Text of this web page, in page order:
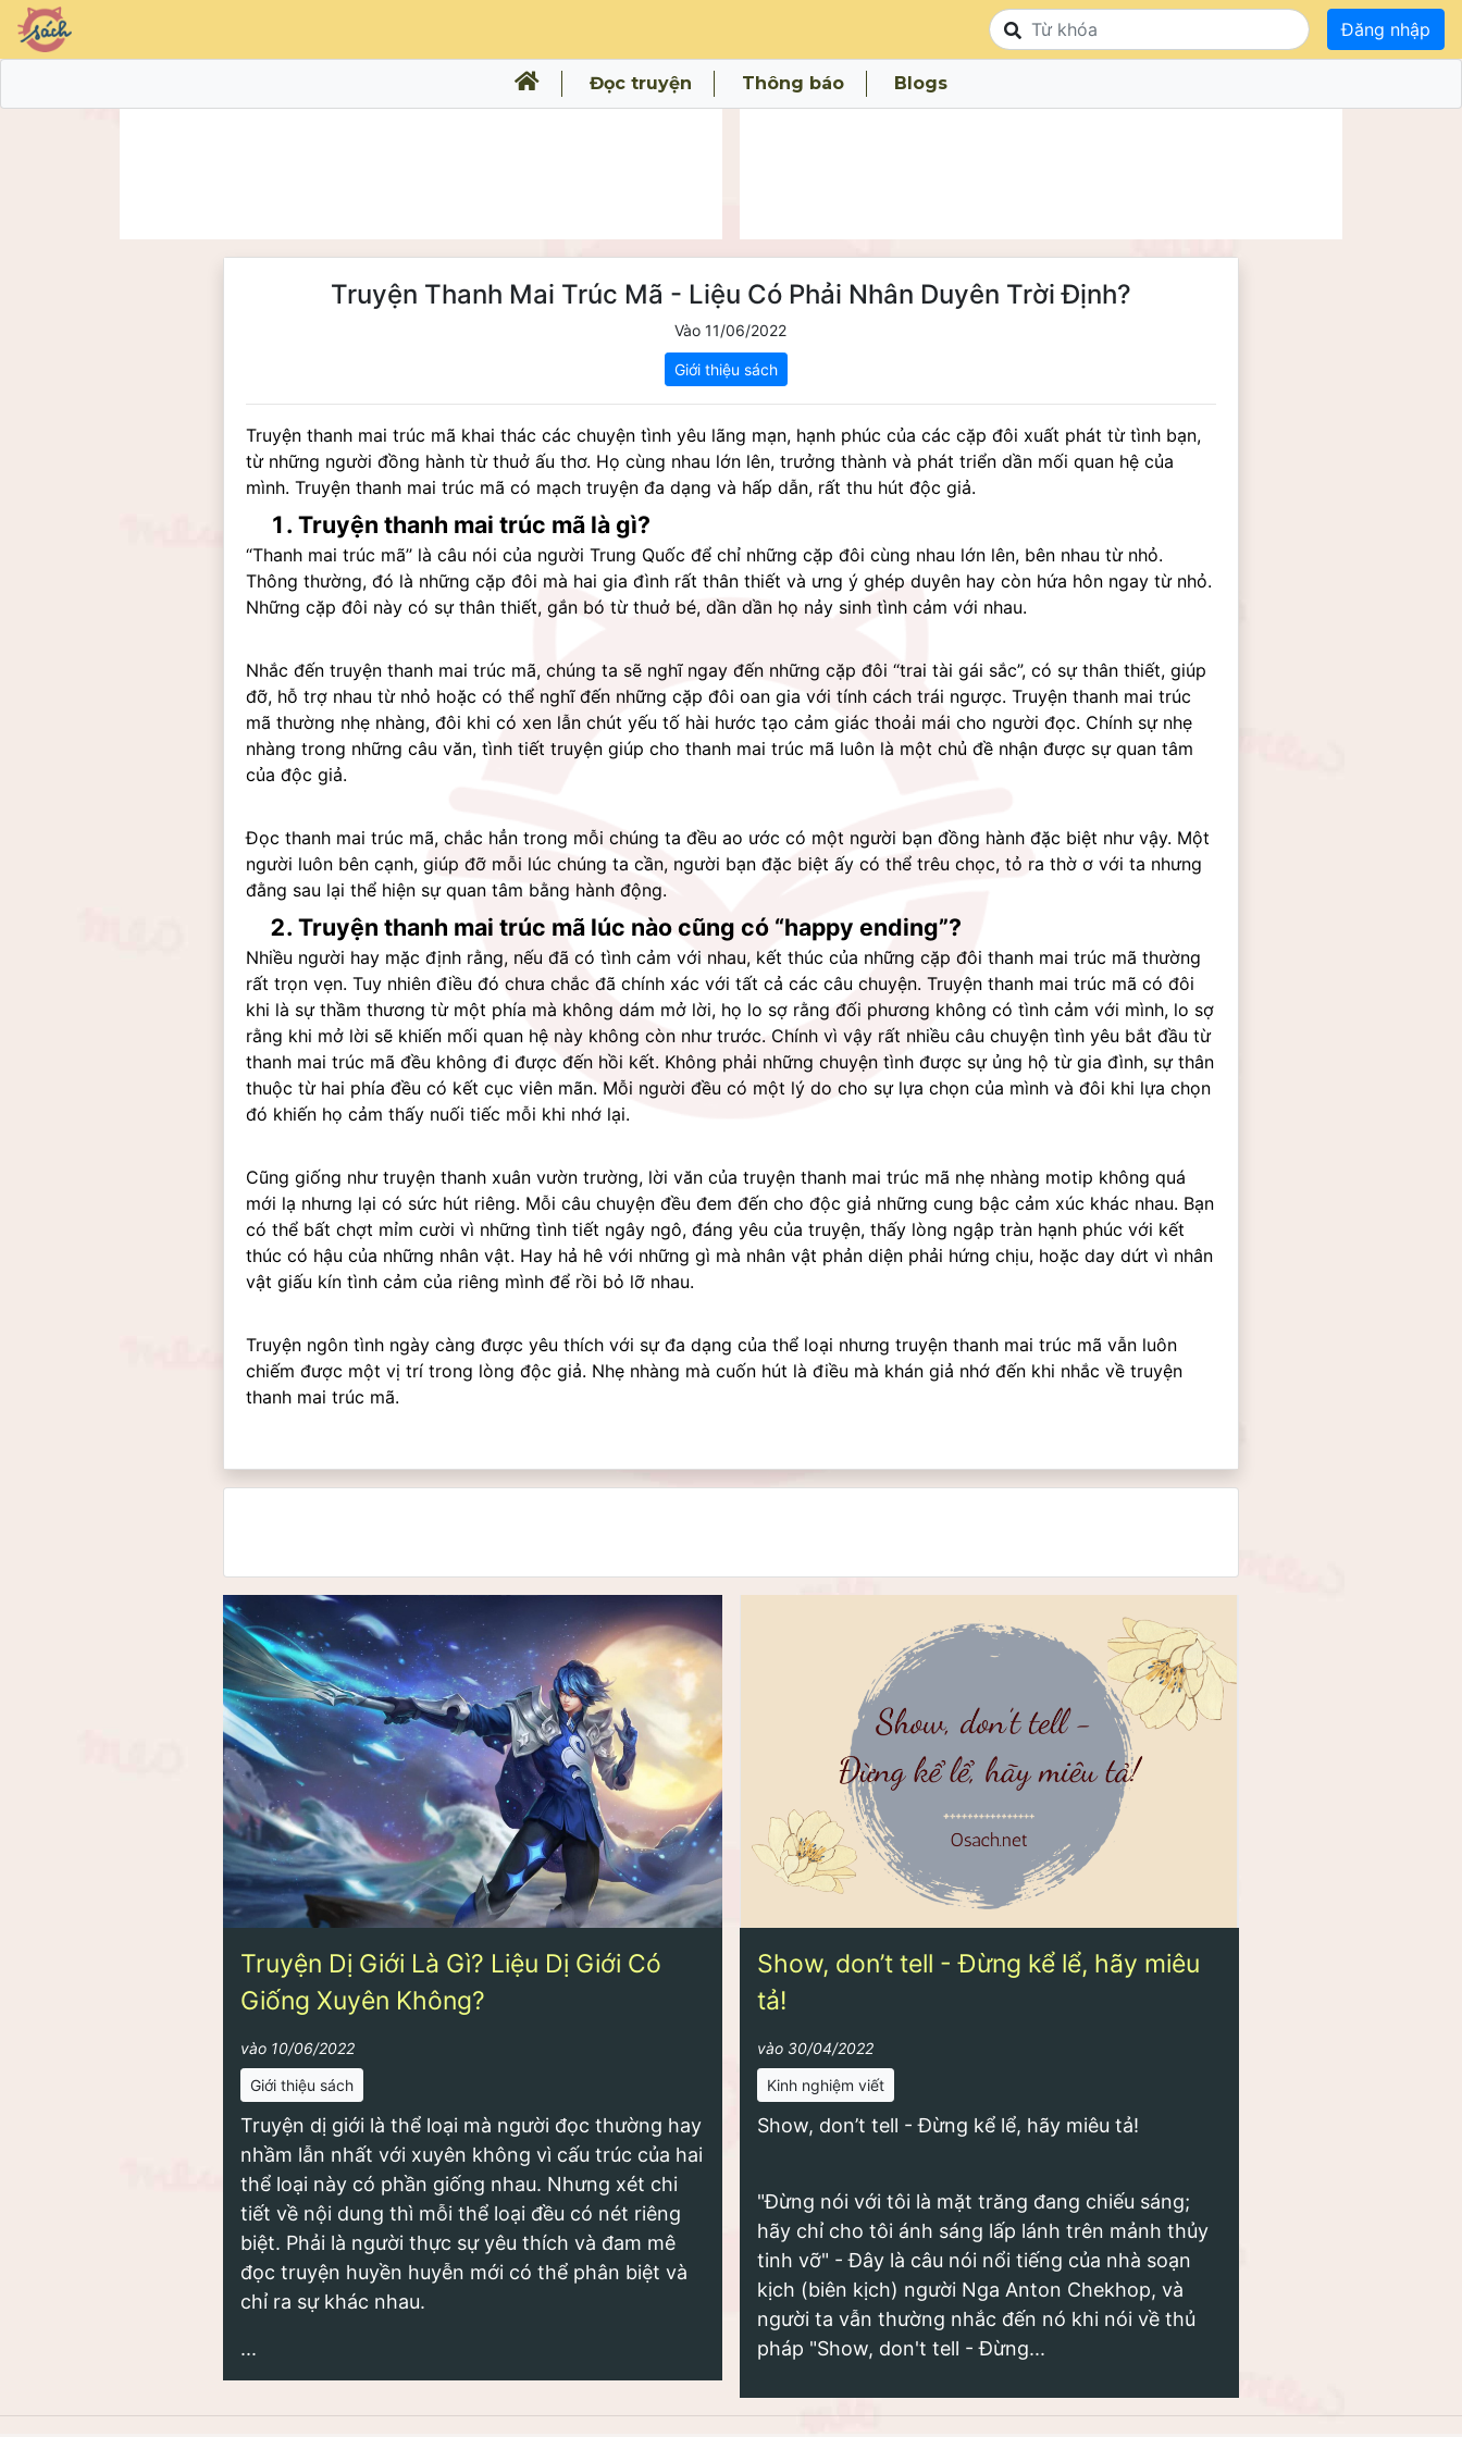
Đăng nhập
Đọc truyện Thông báo Blogs
Truyện Thanh Mai Trúc Mã - Liệu Có Phải Nhân Duyên Trời Định?
Vào 11/06/2022
Giới thiệu sách
Truyện thanh mai trúc mã khai thác các chuyện tình yêu lãng mạn, hạnh phúc của các cặp đôi xuất phát từ tình bạn,
từ những người đồng hành từ thuở ấu thơ. Họ cùng nhau lớn lên, trưởng thành và phát triển dần mối quan hệ của
mình. Truyện thanh mai trúc mã có mạch truyện đa dạng và hấp dẫn, rất thu hút độc giả.
Truyện thanh mai trúc mã là gì?
“Thanh mai trúc mã’’ là câu nói của người Trung Quốc để chỉ những cặp đôi cùng nhau lớn lên, bên nhau từ nhỏ.
Thông thường, đó là những cặp đôi mà hai gia đình rất thân thiết và ưng ý ghép duyên hay còn hứa hôn ngay từ nhỏ.
Những cặp đôi này có sự thân thiết, gắn bó từ thuở bé, dần dần họ nảy sinh tình cảm với nhau.
Nhắc đến truyện thanh mai trúc mã, chúng ta sẽ nghĩ ngay đến những cặp đôi “trai tài gái sắc”, có sự thân thiết, giúp
đỡ, hỗ trợ nhau từ nhỏ hoặc có thể nghĩ đến những cặp đôi oan gia với tính cách trái ngược. Truyện thanh mai trúc
mã thường nhẹ nhàng, đôi khi có xen lẫn chút yếu tố hài hước tạo cảm giác thoải mái cho người đọc. Chính sự nhẹ
nhàng trong những câu văn, tình tiết truyện giúp cho thanh mai trúc mã luôn là một chủ đề nhận được sự quan tâm
của độc giả.
Đọc thanh mai trúc mã, chắc hẳn trong mỗi chúng ta đều ao ước có một người bạn đồng hành đặc biệt như vậy. Một
người luôn bên cạnh, giúp đỡ mỗi lúc chúng ta cần, người bạn đặc biệt ấy có thể trêu chọc, tỏ ra thờ ơ với ta nhưng
đằng sau lại thể hiện sự quan tâm bằng hành động.
Truyện thanh mai trúc mã lúc nào cũng có “happy ending”?
Nhiều người hay mặc định rằng, nếu đã có tình cảm với nhau, kết thúc của những cặp đôi thanh mai trúc mã thường
rất trọn vẹn. Tuy nhiên điều đó chưa chắc đã chính xác với tất cả các câu chuyện. Truyện thanh mai trúc mã có đôi
khi là sự thầm thương từ một phía mà không dám mở lời, họ lo sợ rằng đối phương không có tình cảm với mình, lo sợ
rằng khi mở lời sẽ khiến mối quan hệ này không còn như trước. Chính vì vậy rất nhiều câu chuyện tình yêu bắt đầu từ
thanh mai trúc mã đều không đi được đến hồi kết. Không phải những chuyện tình được sự ủng hộ từ gia đình, sự thân
thuộc từ hai phía đều có kết cục viên mãn. Mỗi người đều có một lý do cho sự lựa chọn của mình và đôi khi lựa chọn
đó khiến họ cảm thấy nuối tiếc mỗi khi nhớ lại.
Cũng giống như truyện thanh xuân vườn trường, lời văn của truyện thanh mai trúc mã nhẹ nhàng motip không quá
mới lạ nhưng lại có sức hút riêng. Mỗi câu chuyện đều đem đến cho độc giả những cung bậc cảm xúc khác nhau. Bạn
có thể bất chợt mỉm cười vì những tình tiết ngây ngô, đáng yêu của truyện, thấy lòng ngập tràn hạnh phúc với kết
thúc có hậu của những nhân vật. Hay hả hê với những gì mà nhân vật phản diện phải hứng chịu, hoặc day dứt vì nhân
vật giấu kín tình cảm của riêng mình để rồi bỏ lỡ nhau.
Truyện ngôn tình ngày càng được yêu thích với sự đa dạng của thể loại nhưng truyện thanh mai trúc mã vẫn luôn
chiếm được một vị trí trong lòng độc giả. Nhẹ nhàng mà cuốn hút là điều mà khán giả nhớ đến khi nhắc về truyện
thanh mai trúc mã.
Truyện Dị Giới Là Gì? Liệu Dị Giới Có
Giống Xuyên Không?
vào 10/06/2022
Giới thiệu sách
Truyện dị giới là thể loại mà người đọc thường hay
nhầm lẫn nhất với xuyên không vì cấu trúc của hai
thể loại này có phần giống nhau. Nhưng xét chi
tiết về nội dung thì mỗi thể loại đều có nét riêng
biệt. Phải là người thực sự yêu thích và đam mê
đọc truyện huyền huyễn mới có thể phân biệt và
chỉ ra sự khác nhau.
...
Show, don’t tell - Đừng kể lể, hãy miêu
tả!
vào 30/04/2022
Kinh nghiệm viết
Show, don’t tell - Đừng kể lể, hãy miêu tả!
"Đừng nói với tôi là mặt trăng đang chiếu sáng;
hãy chỉ cho tôi ánh sáng lấp lánh trên mảnh thủy
tinh vỡ" - Đây là câu nói nổi tiếng của nhà soạn
kịch (biên kịch) người Nga Anton Chekhop, và
người ta vẫn thường nhắc đến nó khi nói về thủ
pháp "Show, don't tell - Đừng...